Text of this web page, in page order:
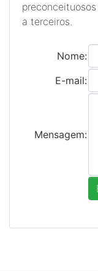
a terceiros.
Nome:
E-mail:
Mensagem: